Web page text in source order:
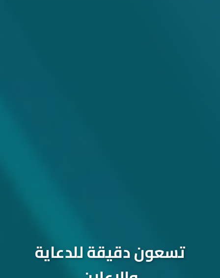
تسعون دقيقة للدعاية